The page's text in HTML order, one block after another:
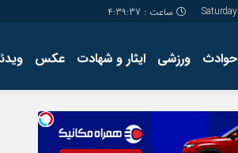
ساعت : 4:39:38
حوادث ورزشی ایثار و شهادت عکس
کارگاه
تولید
مجله ای